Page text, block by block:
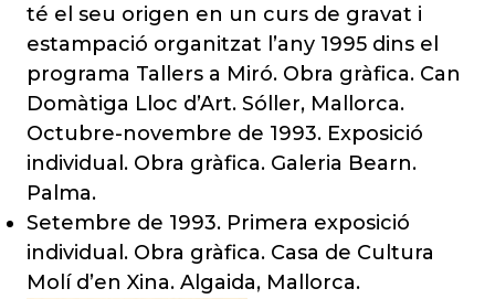
té el seu origen en un curs de gravat i
estampació organitzat l’any 1995 dins el
programa Tallers a Miró. Obra gràfica. Can
Domàtiga Lloc d’Art. Sóller, Mallorca.
Octubre-novembre de 1993. Exposició
individual. Obra gràfica. Galeria Bearn.
Palma.
Setembre de 1993. Primera exposició
individual. Obra gràfica. Casa de Cultura
Molí d’en Xina. Algaida, Mallorca.